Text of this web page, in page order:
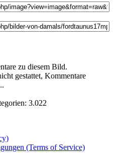
zu diesem Bild.
gestattet, Kommentare
3.022
(Terms of Service)